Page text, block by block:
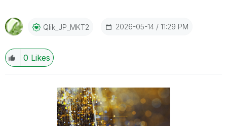
ーションや展示ブースなど、AI がもたらす価値と現実との
ギャップを解消し、AI を実現・加速・適応する最先端のソ
リューションをご紹介します。 詳しい講演概要・お申し込
みはこちら Qlik の AI ビジョンと戦略- 企業全体の AI 活用
能性 先進的な顧客事例- Qlik を活用してビジネス変革を実
現している企業の事例 新たなつながり- 新たな知見をもた
らす Qlik のエキスパートや同業他社との交流 お申し込みの
Qlik_JP_MKT2 2026-05-14 11:29 PM
0 Likes